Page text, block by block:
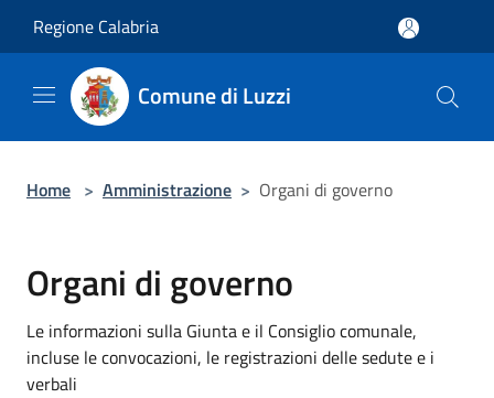
Regione Calabria
Comune di Luzzi
Home > Amministrazione > Organi di governo
Organi di governo
Le informazioni sulla Giunta e il Consiglio comunale,
incluse le convocazioni, le registrazioni delle sedute e i
verbali